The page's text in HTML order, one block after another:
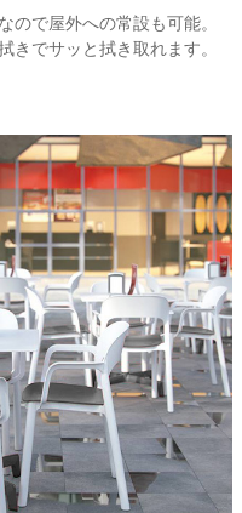
ので屋外への常設も可能。
きでサッと拭き取れます。